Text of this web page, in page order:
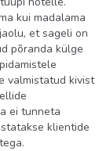
kui madalama
et sageli on
põranda külge
valmistatud kivist
ei tunneta
klientide